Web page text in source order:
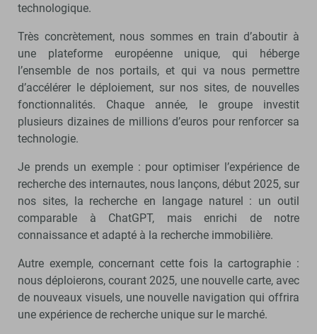
technologique.
Très concrètement, nous sommes en train d’aboutir à
une plateforme européenne unique, qui héberge
l’ensemble de nos portails, et qui va nous permettre
d’accélérer le déploiement, sur nos sites, de nouvelles
fonctionnalités. Chaque année, le groupe investit
plusieurs dizaines de millions d’euros pour renforcer sa
technologie.
Je prends un exemple : pour optimiser l’expérience de
recherche des internautes, nous lançons, début 2025, sur
nos sites, la recherche en langage naturel : un outil
comparable à ChatGPT, mais enrichi de notre
connaissance et adapté à la recherche immobilière.
Autre exemple, concernant cette fois la cartographie :
nous déploierons, courant 2025, une nouvelle carte, avec
de nouveaux visuels, une nouvelle navigation qui offrira
une expérience de recherche unique sur le marché.